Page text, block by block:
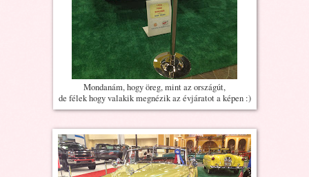
Mondanám, hogy öreg, mint az országút,
de félek hogy valakik megnézik az évjáratot a képen :)